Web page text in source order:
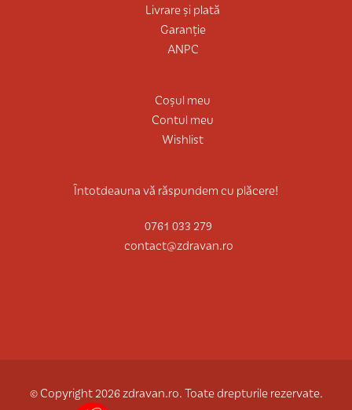
Livrare și plată
Garanție
ANPC
Coșul meu
Contul meu
Wishlist
Întotdeauna vă răspundem cu plăcere!
0761 033 279
contact@zdravan.ro
© Copyright 2026 zdravan.ro. Toate drepturile rezervate.